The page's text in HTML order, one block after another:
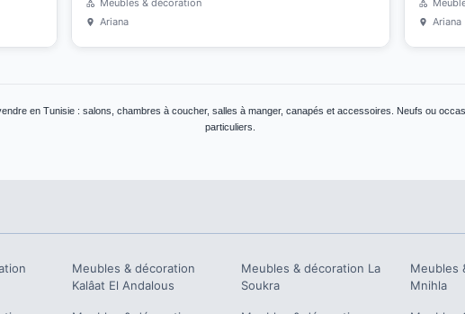
Meubles & décoration
Ariana
Ariana
en Tunisie : salons, chambres à coucher, salles à manger, canapés et accessoires. Neufs ou
particuliers.
Meubles & décoration
Kalâat El Andalous
Meubles & décoration La
Soukra
Meubles
Mnihla